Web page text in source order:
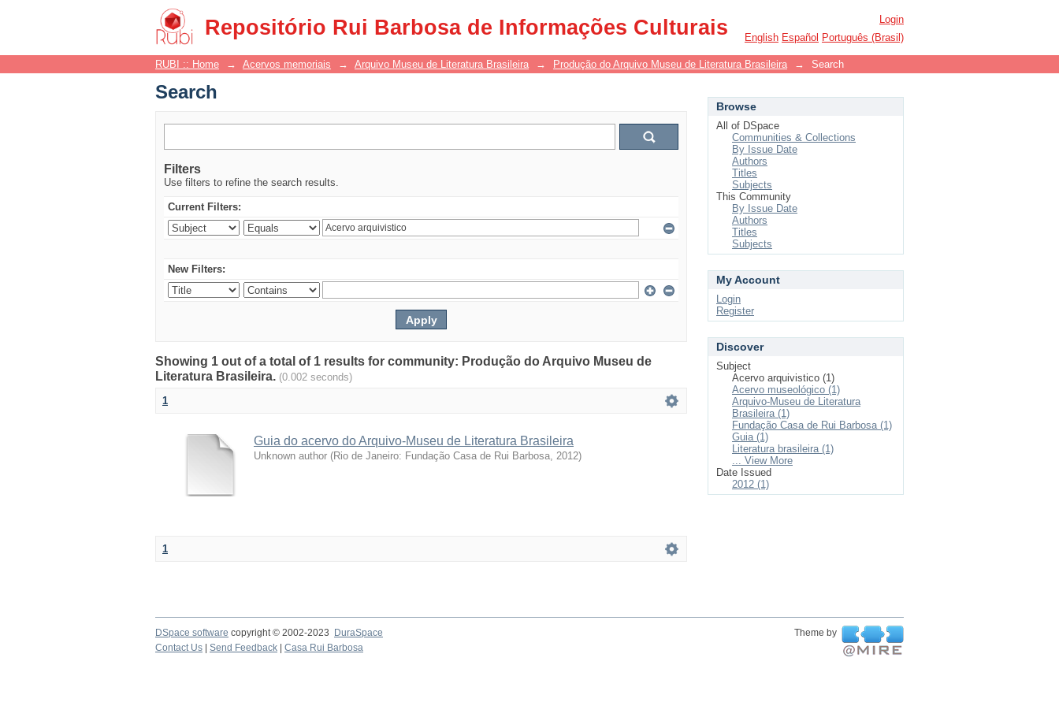
Repositório Rui Barbosa de Informações Culturais
Search
Login
English Español Português (Brasil)
RUBI :: Home → Acervos memoriais → Arquivo Museu de Literatura Brasileira → Produção do Arquivo Museu de Literatura Brasileira → Search
Search
Filters
Use filters to refine the search results.
Current Filters:
New Filters:
Showing 1 out of a total of 1 results for community: Produção do Arquivo Museu de
Literatura Brasileira. (0.002 seconds)
1
Guia do acervo do Arquivo-Museu de Literatura Brasileira
Unknown author (Rio de Janeiro: Fundação Casa de Rui Barbosa, 2012)
1
Browse
All of DSpace
Communities & Collections
By Issue Date
Authors
Titles
Subjects
This Community
By Issue Date
Authors
Titles
Subjects
My Account
Login
Register
Discover
Subject
Acervo arquivistico (1)
Acervo museológico (1)
Arquivo-Museu de Literatura
Brasileira (1)
Fundação Casa de Rui Barbosa (1)
Guia (1)
Literatura brasileira (1)
... View More
Date Issued
2012 (1)
DSpace software copyright © 2002-2023 DuraSpace
Theme by
Contact Us
Send Feedback Casa Rui Barbosa